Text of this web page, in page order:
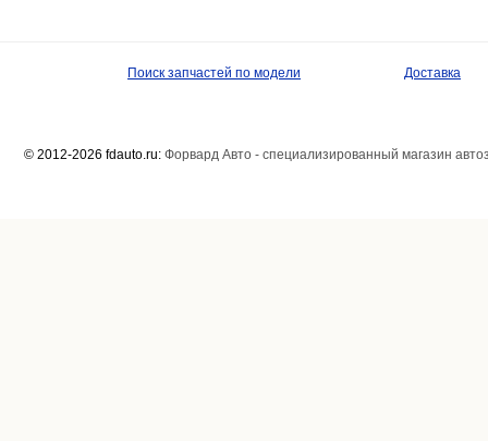
Поиск запчастей по модели Доставка
© 2012-2026 fdauto.ru: Форвард Авто - специализированный магазин